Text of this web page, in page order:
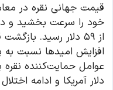
قیمت جهانی نقره در
خود را سرعت بخشید و در
افزایش امیدها نسبت به
عوامل حمایت‌کننده نقره
دلار آمریکا و ادامه